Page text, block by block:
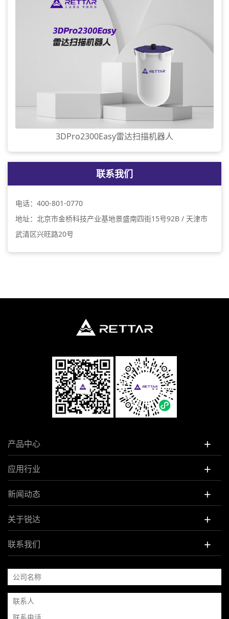
3DPro2300Easy雷达扫描机器人
联系我们
电话：400-801-0770
地址：北京市金桥科技产业基地景盛南四街15号92B / 天津市
武清区兴旺路20号
产品中心 +
应用行业 +
新闻动态 +
关于锐达 +
联系我们 +